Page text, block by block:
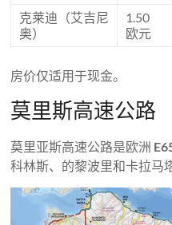
克莱迪（艾吉尼
奥）
1.50
欧元
房价仅适用于现金。
莫里斯高速公路
莫里亚斯高速公路是欧洲
科林斯、的黎波里和卡拉马